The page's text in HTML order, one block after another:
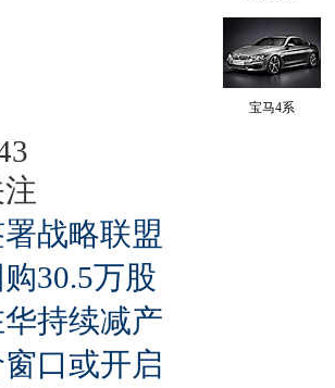
宝马4系
战略联盟
30.5万股
持续减产
口或开启